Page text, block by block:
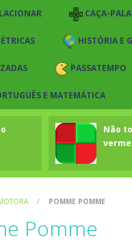
CAÇA-
HISTÓRIA E
PASSATEMPO
E MATEMÁTICA
Não
/ POMME POMME
Pomme